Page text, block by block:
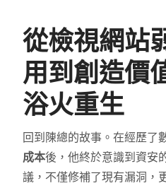
從檢視網站
用到創造價
浴火重生
回到陳總的故事。在經歷了
成本後，他終於意識到資安
議，不僅修補了現有漏洞，